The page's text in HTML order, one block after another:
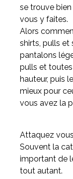
se trouve
vous y faites.
Alors
shirts, pulls et
pantalons
pulls et
hauteur, puis
mieux pour
vous avez la
Attaquez
Souvent la
important de
tout autant.